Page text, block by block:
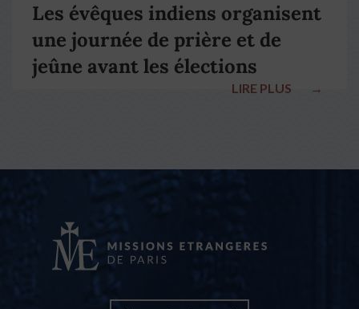
Les évêques indiens organisent
une journée de prière et de
jeûne avant les élections
LIRE PLUS →